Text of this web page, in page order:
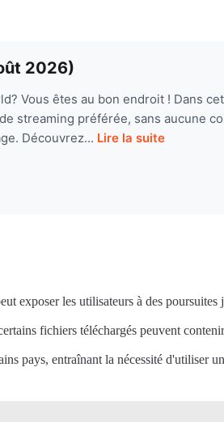
2026)
Vous êtes au bon endroit ! Dans
streaming préférée, sans aucune
Découvrez... Lire la suite
exposer les utilisateurs à des
fichiers téléchargés peuvent
pays, entraînant la nécessité d'utiliser